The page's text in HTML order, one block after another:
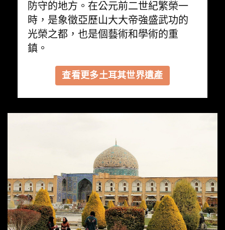
防守的地方。在公元前二世紀繁榮一
時，是象徵亞歷山大大帝強盛武功的
光榮之都，也是個藝術和學術的重
鎮。
查看更多土耳其世界遺產